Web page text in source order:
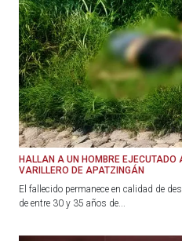
HALLAN A UN HOMBRE
VARILLERO DE APATZINGÁN
El fallecido permanece en calidad de
de entre 30 y 35 años de...